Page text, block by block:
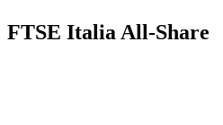
FTSE Italia All-Share